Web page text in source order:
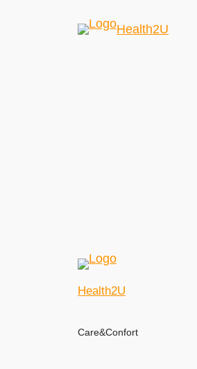
Health2U
Health2U
Care&Confort